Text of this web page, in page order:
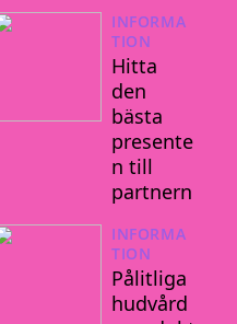
INFORMA
TION
Hitta
den
bästa
presente
n till
partnern
INFORMA
TION
Pålitliga
hudvård